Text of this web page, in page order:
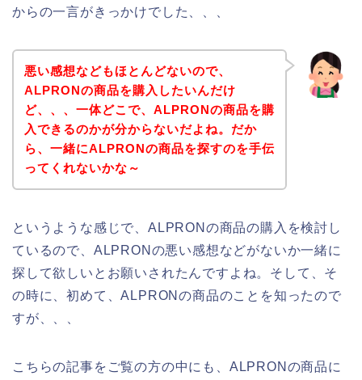
からの一言がきっかけでした、、、
悪い感想などもほとんどないので、
ALPRONの商品を購入したいんだけ
ど、、、一体どこで、ALPRONの商品を購
入できるのかが分からないだよね。だか
ら、一緒にALPRONの商品を探すのを手伝
ってくれないかな～
というような感じで、ALPRONの商品の購入を検討し
ているので、ALPRONの悪い感想などがないか一緒に
探して欲しいとお願いされたんですよね。そして、そ
の時に、初めて、ALPRONの商品のことを知ったので
すが、、、
こちらの記事をご覧の方の中にも、ALPRONの商品に